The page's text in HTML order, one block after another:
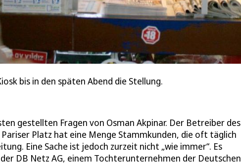
bis in den späten Abend die Stellung.
gestellten Fragen von Osman Akpinar. Der Betreiber des
Platz hat eine Menge Stammkunden, die oft täglich
Eine Sache ist jedoch zurzeit nicht „wie immer“. Es
DB Netz AG, einem Tochterunternehmen der Deutschen